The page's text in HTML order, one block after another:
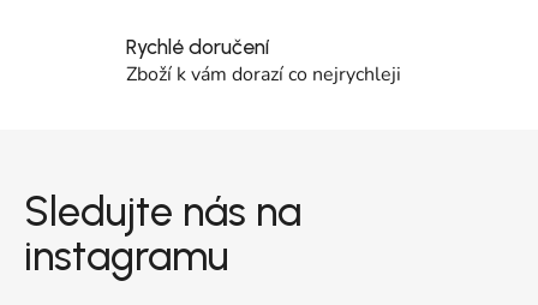
Rychlé doručení
Zboží k vám dorazí co nejrychleji
Sledujte nás na
instagramu